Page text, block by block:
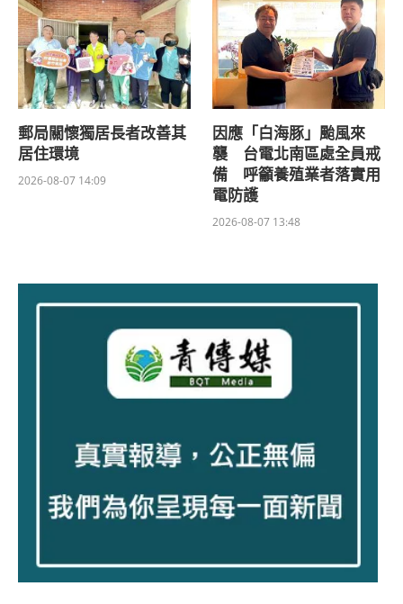
郵局關懷獨居長者改善其
居住環境
2026-08-07 14:09
因應「白海豚」颱風來
襲 台電北南區處全員戒
備 呼籲養殖業者落實用
電防護
2026-08-07 13:48